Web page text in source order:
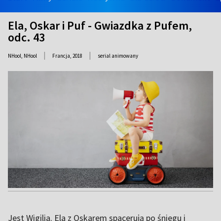
Ela, Oskar i Puf - Gwiazdka z Pufem,
odc. 43
NHool, NHool | Francja, 2018 | serial animowany
Jest Wigilia. Ela z Oskarem spacerują po śniegu i